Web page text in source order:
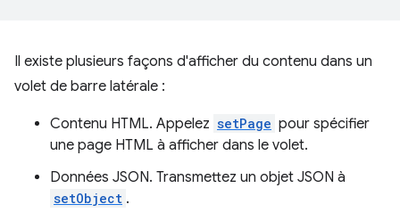
Il existe plusieurs façons d'afficher du contenu dans un
volet de barre latérale :
Contenu HTML. Appelez setPage pour spécifier
une page HTML à afficher dans le volet.
Données JSON. Transmettez un objet JSON à
setObject .